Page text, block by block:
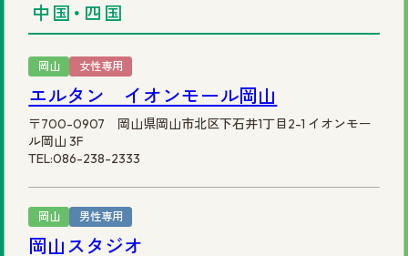
中国・四国
岡山 女性専用
エルタン イオンモール岡山
〒700-0907 岡山県岡山市北区下石井1丁目2-1 イオンモー
ル岡山 3F
TEL:086-238-2333
岡山 男性専用
岡山スタジオ